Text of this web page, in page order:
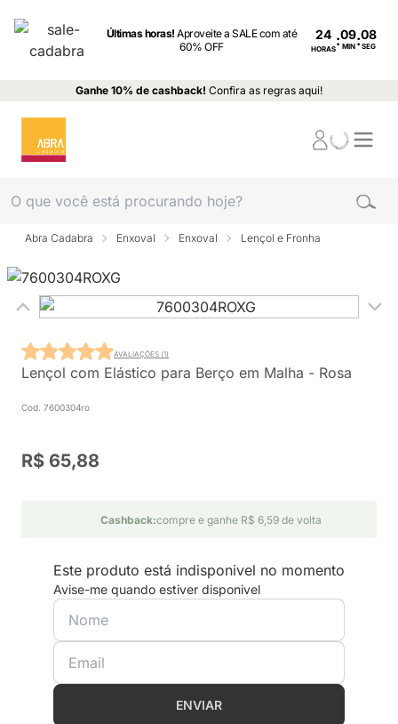
Últimas horas!Aproveite a SALE com até
60% OFF
24
HORAS: MIN : SEG
Ganhe 10% de cashback! Confira as regras aqui!
Abra Cadabra Enxoval Enxoval Lençol e Fronha
Lençol com Elástico para Berço em Malha - Rosa
Cod. 7600304ro
AVALIAÇÕES (1)
R$ 65,88
Cashback:compre e ganhe R$ 6,59 de volta
Este produto está indisponivel no momento
Avise-me quando estiver disponivel
ENVIAR